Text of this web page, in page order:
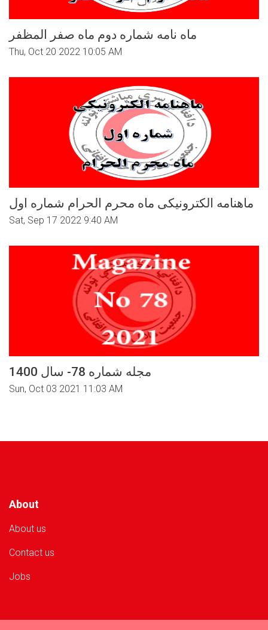
ماه نامه شماره دوم ماه صفر المظفر
Thu, Oct 20 2022 10:05 AM
ماهنامه الکترونیکی ماه محرم الحرام شماره اول
Sat, Sep 17 2022 9:40 AM
مجله شماره 78- سال 1400
Sun, Oct 03 2021 11:03 AM
About
About us
Contact us
Jobs